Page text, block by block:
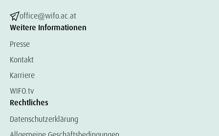
office@wifo.ac.at
Weitere Informationen
Presse
Kontakt
Karriere
WIFO.tv
Rechtliches
Datenschutzerklärung